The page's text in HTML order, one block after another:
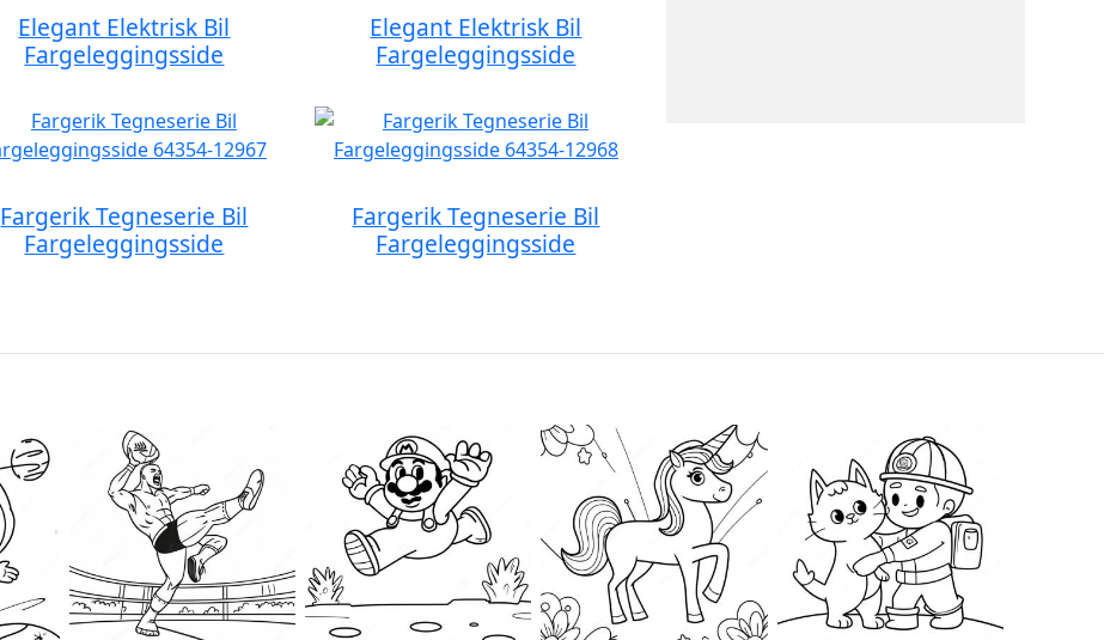
Elegant Elektrisk Bil
Fargeleggingsside
Elegant Elektrisk Bil
Fargeleggingsside
Fargerik Tegneserie Bil
Fargeleggingsside
Fargerik Tegneserie Bil
Fargeleggingsside